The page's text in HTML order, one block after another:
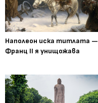
Наполеон иска титлата —
Франц II я унищожава